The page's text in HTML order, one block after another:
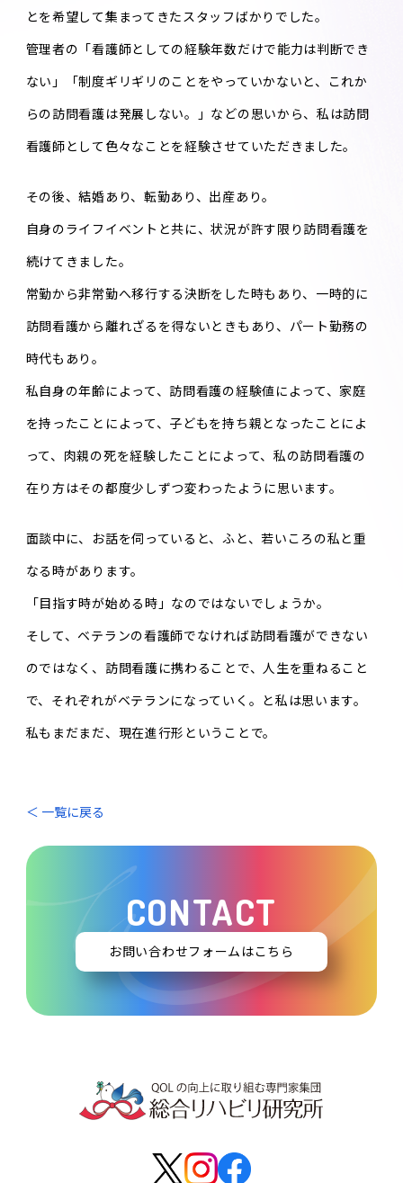
とを希望して集まってきたスタッフばかりでした。
管理者の「看護師としての経験年数だけで能力は判断でき
ない」「制度ギリギリのことをやっていかないと、これか
らの訪問看護は発展しない。」などの思いから、私は訪問
看護師として色々なことを経験させていただきました。
その後、結婚あり、転勤あり、出産あり。
自身のライフイベントと共に、状況が許す限り訪問看護を
続けてきました。
常勤から非常勤へ移行する決断をした時もあり、一時的に
訪問看護から離れざるを得ないときもあり、パート勤務の
時代もあり。
私自身の年齢によって、訪問看護の経験値によって、家庭
を持ったことによって、子どもを持ち親となったことによ
って、肉親の死を経験したことによって、私の訪問看護の
在り方はその都度少しずつ変わったように思います。
面談中に、お話を伺っていると、ふと、若いころの私と重
なる時があります。
「目指す時が始める時」なのではないでしょうか。
そして、ベテランの看護師でなければ訪問看護ができない
のではなく、訪問看護に携わることで、人生を重ねること
で、それぞれがベテランになっていく。と私は思います。
私もまだまだ、現在進行形ということで。
＜ 一覧に戻る
CONTACT
お問い合わせフォームはこちら